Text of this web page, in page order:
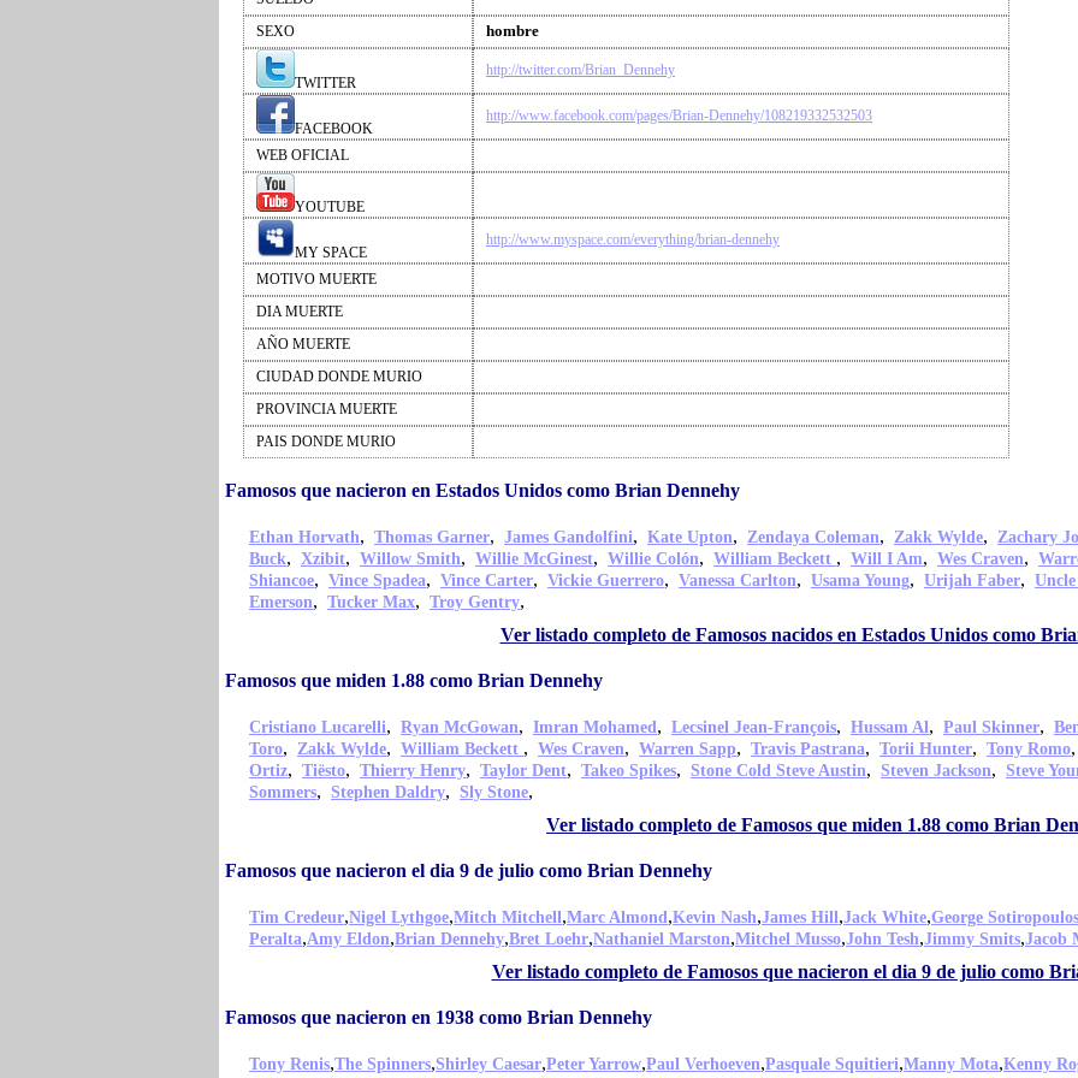
SEXO
hombre
TWITTER
http://twitter.com/Brian_Dennehy
FACEBOOK
http://www.facebook.com/pages/Brian-Dennehy/108219332532503
WEB OFICIAL
YOUTUBE
MY SPACE
http://www.myspace.com/everything/brian-dennehy
MOTIVO MUERTE
DIA MUERTE
AÑO MUERTE
CIUDAD DONDE MURIO
PROVINCIA MUERTE
PAIS DONDE MURIO
Famosos que nacieron en Estados Unidos como Brian Dennehy
Ethan Horvath, Thomas Garner, James Gandolfini, Kate Upton, Zendaya Coleman, Zakk Wylde, Zachary
Buck, Xzibit, Willow Smith, Willie McGinest, Willie Colón, William Beckett , Will I Am, Wes Craven,
Shiancoe, Vince Spadea, Vince Carter, Vickie Guerrero, Vanessa Carlton, Usama Young, Urijah Faber,
Emerson, Tucker Max, Troy Gentry,
Ver listado completo de Famosos nacidos en Estados Unidos como
Famosos que miden 1.88 como Brian Dennehy
Cristiano Lucarelli, Ryan McGowan, Imran Mohamed, Lecsinel Jean-François, Hussam Al, Paul Skinner,
Toro, Zakk Wylde, William Beckett , Wes Craven, Warren Sapp, Travis Pastrana, Torii Hunter, Tony Romo,
Ortiz, Tiësto, Thierry Henry, Taylor Dent, Takeo Spikes, Stone Cold Steve Austin, Steven Jackson, Steve
Sommers, Stephen Daldry, Sly Stone,
Ver listado completo de Famosos que miden 1.88 como Brian
Famosos que nacieron el dia 9 de julio como Brian Dennehy
Tim Credeur,Nigel Lythgoe,Mitch Mitchell,Marc Almond,Kevin Nash,James Hill,Jack White,George Sotiropoulos
Peralta,Amy Eldon,Brian Dennehy,Bret Loehr,Nathaniel Marston,Mitchel Musso,John Tesh,Jimmy Smits,Jacob
Ver listado completo de Famosos que nacieron el dia 9 de julio como
Famosos que nacieron en 1938 como Brian Dennehy
Tony Renis,The Spinners,Shirley Caesar,Peter Yarrow,Paul Verhoeven,Pasquale Squitieri,Manny Mota,Kenny